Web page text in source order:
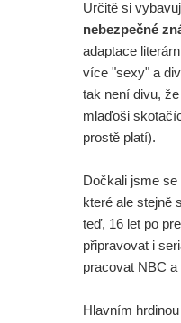
Určitě si
nebezpečné
adaptace
více "sexy" a
tak není divu,
mlaďoši
prostě platí).
Dočkali jsme
které ale stejně
teď, 16 let po
připravovat i
pracovat NBC
Hlavním